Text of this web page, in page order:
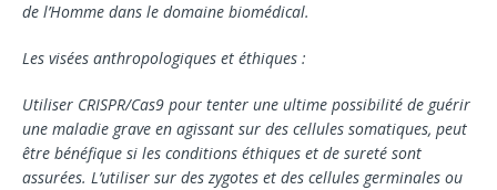
de l’Homme dans le domaine biomédical.
Les visées anthropologiques et éthiques :
Utiliser CRISPR/Cas9 pour tenter une ultime possibi­lité de guérir
une maladie grave en agissant sur des cellules somatiques, peut
être bénéfique si les condi­tions éthiques et de sureté sont
assurées. L’utiliser sur des zygotes et des cellules germinales ou